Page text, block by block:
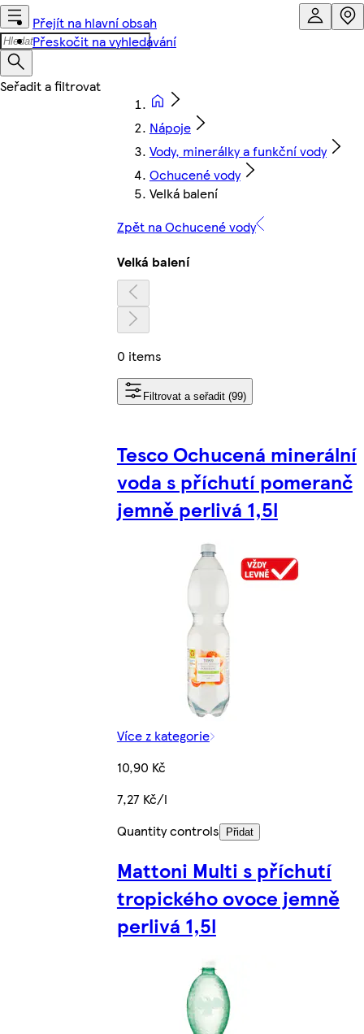
Přejít na hlavní obsah
Přeskočit na vyhledávání
Nápoje
Vody, minerálky a funkční vody
Ochucené vody
Velká balení
Zpět na Ochucené vody
Velká balení
0 items
Filtrovat a seřadit (99)
Tesco Ochucená minerální
voda s příchutí pomeranč
jemně perlivá 1,5l
Více z kategorie
10,90 Kč
7,27 Kč/l
Quantity controls
Přidat
Mattoni Multi s příchutí
tropického ovoce jemně
perlivá 1,5l